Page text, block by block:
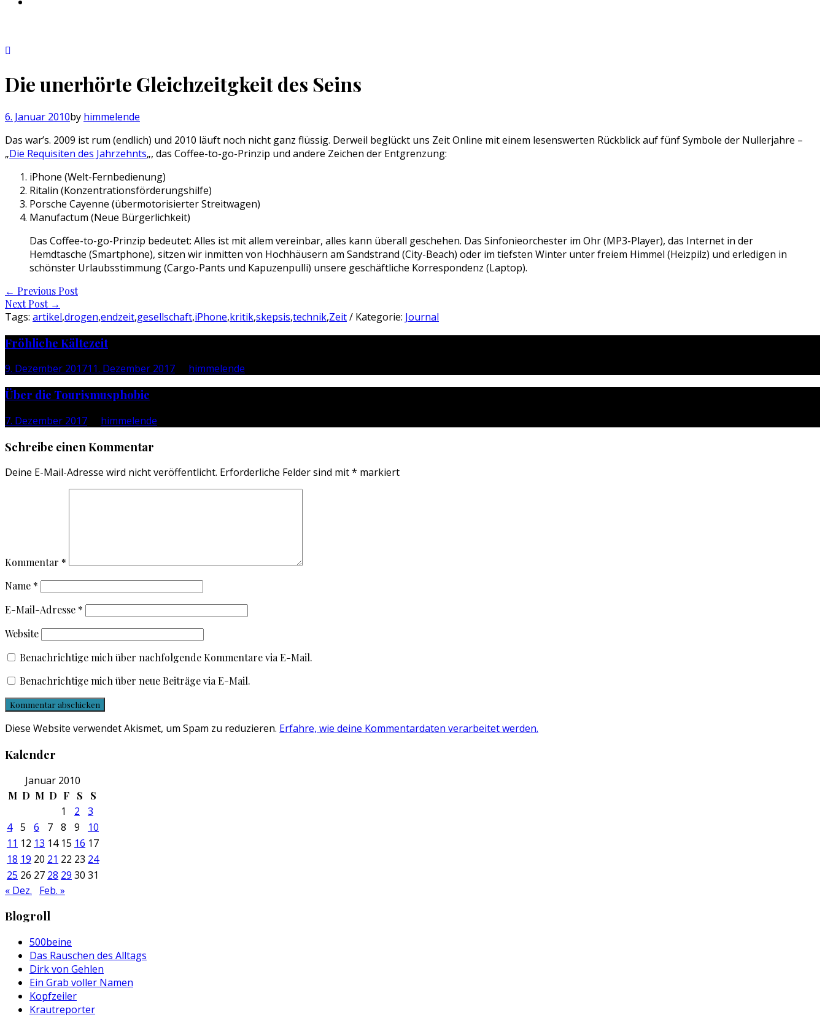
Die unerhörte Gleichzeitgkeit des Seins
6. Januar 2010by himmelende
Das war’s. 2009 ist rum (endlich) und 2010 läuft noch nicht ganz flüssig. Derweil beglückt uns Zeit Online mit einem lesenswerten Rückblick auf fünf Symbole der Nullerjahre –
„Die Requisiten des Jahrzehnts„, das Coffee-to-go-Prinzip und andere Zeichen der Entgrenzung:
iPhone (Welt-Fernbedienung)
Ritalin (Konzentrationsförderungshilfe)
Porsche Cayenne (übermotorisierter Streitwagen)
Manufactum (Neue Bürgerlichkeit)
Das Coffee-to-go-Prinzip bedeutet: Alles ist mit allem vereinbar, alles kann überall geschehen. Das Sinfonieorchester im Ohr (MP3-Player), das Internet in der
Hemdtasche (Smartphone), sitzen wir inmitten von Hochhäusern am Sandstrand (City-Beach) oder im tiefsten Winter unter freiem Himmel (Heizpilz) und erledigen in
schönster Urlaubsstimmung (Cargo-Pants und Kapuzenpulli) unsere geschäftliche Korrespondenz (Laptop).
Post
navigation
← Previous Post
Next Post →
Tags: artikel,drogen,endzeit,gesellschaft,iPhone,kritik,skepsis,technik,Zeit/ Kategorie: Journal
Fröhliche Kältezeit
9. Dezember 201711. Dezember 2017 himmelende
Über die Tourismusphobie
7. Dezember 2017 himmelende
Schreibe einen Kommentar
Deine E-Mail-Adresse wird nicht veröffentlicht. Erforderliche Felder sind mit* markiert
Kommentar *
Name *
E-Mail-Adresse *
Website
Benachrichtige mich über nachfolgende Kommentare via E-Mail.
Benachrichtige mich über neue Beiträge via E-Mail.
Diese Website verwendet Akismet, um Spam zu reduzieren. Erfahre, wie deine Kommentardaten verarbeitet werden.
Kalender
Januar 2010
M D M D F S S
1 2
3
4 5 6 7 8 9
10
11 12 13 14 15 16 17
18 19 20 21 22 23 24
25 26 27 28 29 30 31
« Dez.
Feb. »
Blogroll
500beine
Das Rauschen des Alltags
Dirk von Gehlen
Ein Grab voller Namen
Kopfzeiler
Krautreporter